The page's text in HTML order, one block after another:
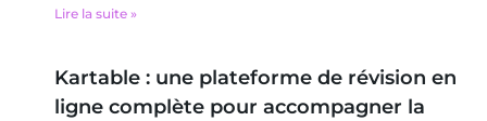
Lire la suite »
Kartable : une plateforme de révision en
ligne complète pour accompagner la